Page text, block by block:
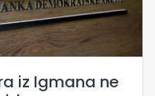
iz Igmana ne